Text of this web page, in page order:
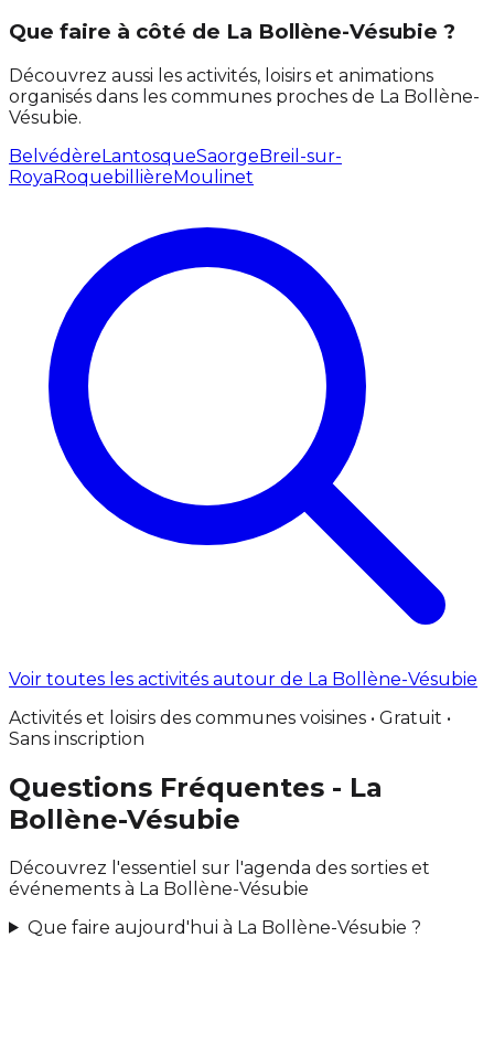
Que faire à côté de La Bollène-Vésubie ?
Découvrez aussi les activités, loisirs et animations
organisés dans les communes proches de La Bollène-
Vésubie.
BelvédèreLantosqueSaorgeBreil-sur-
RoyaRoquebillièreMoulinet
Voir toutes les activités autour de La Bollène-Vésubie
Activités et loisirs des communes voisines • Gratuit •
Sans inscription
Questions Fréquentes - La
Bollène-Vésubie
Découvrez l'essentiel sur l'agenda des sorties et
événements à La Bollène-Vésubie
Que faire aujourd'hui à La Bollène-Vésubie ?